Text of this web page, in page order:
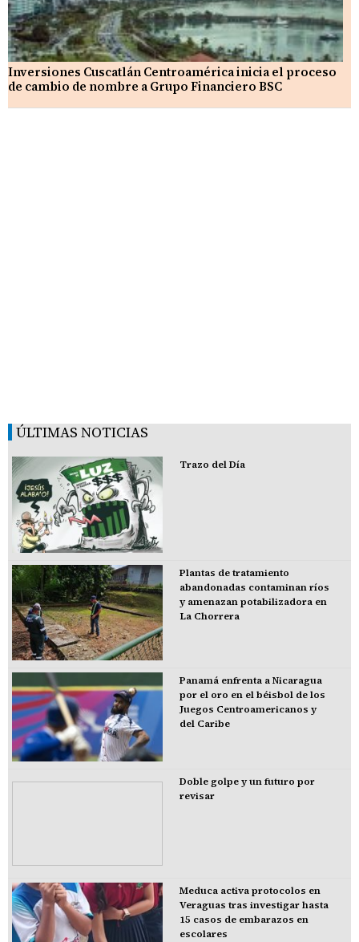
Inversiones Cuscatlán Centroamérica inicia el proceso
de cambio de nombre a Grupo Financiero BSC
ÚLTIMAS NOTICIAS
Trazo del Día
Plantas de tratamiento
abandonadas contaminan ríos
y amenazan potabilizadora en
La Chorrera
Panamá enfrenta a Nicaragua
por el oro en el béisbol de los
Juegos Centroamericanos y
del Caribe
Doble golpe y un futuro por
revisar
Meduca activa protocolos en
Veraguas tras investigar hasta
15 casos de embarazos en
escolares